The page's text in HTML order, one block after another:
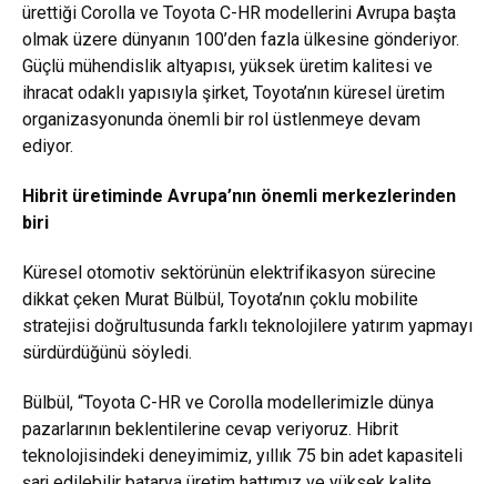
ürettiği Corolla ve Toyota C-HR modellerini Avrupa başta
olmak üzere dünyanın 100’den fazla ülkesine gönderiyor.
Güçlü mühendislik altyapısı, yüksek üretim kalitesi ve
ihracat odaklı yapısıyla şirket, Toyota’nın küresel üretim
organizasyonunda önemli bir rol üstlenmeye devam
ediyor.
Hibrit üretiminde Avrupa’nın önemli merkezlerinden
biri
Küresel otomotiv sektörünün elektrifikasyon sürecine
dikkat çeken Murat Bülbül, Toyota’nın çoklu mobilite
stratejisi doğrultusunda farklı teknolojilere yatırım yapmayı
sürdürdüğünü söyledi.
Bülbül, “Toyota C-HR ve Corolla modellerimizle dünya
pazarlarının beklentilerine cevap veriyoruz. Hibrit
teknolojisindeki deneyimimiz, yıllık 75 bin adet kapasiteli